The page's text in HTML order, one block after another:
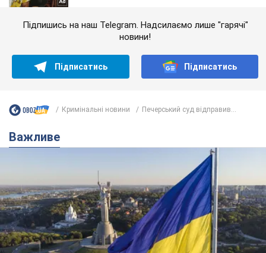
Підпишись на наш Telegram. Надсилаємо лише "гарячі"
новини!
Підписатись Підписатись
Кримінальні новини Печерський суд відправив...
Важливе